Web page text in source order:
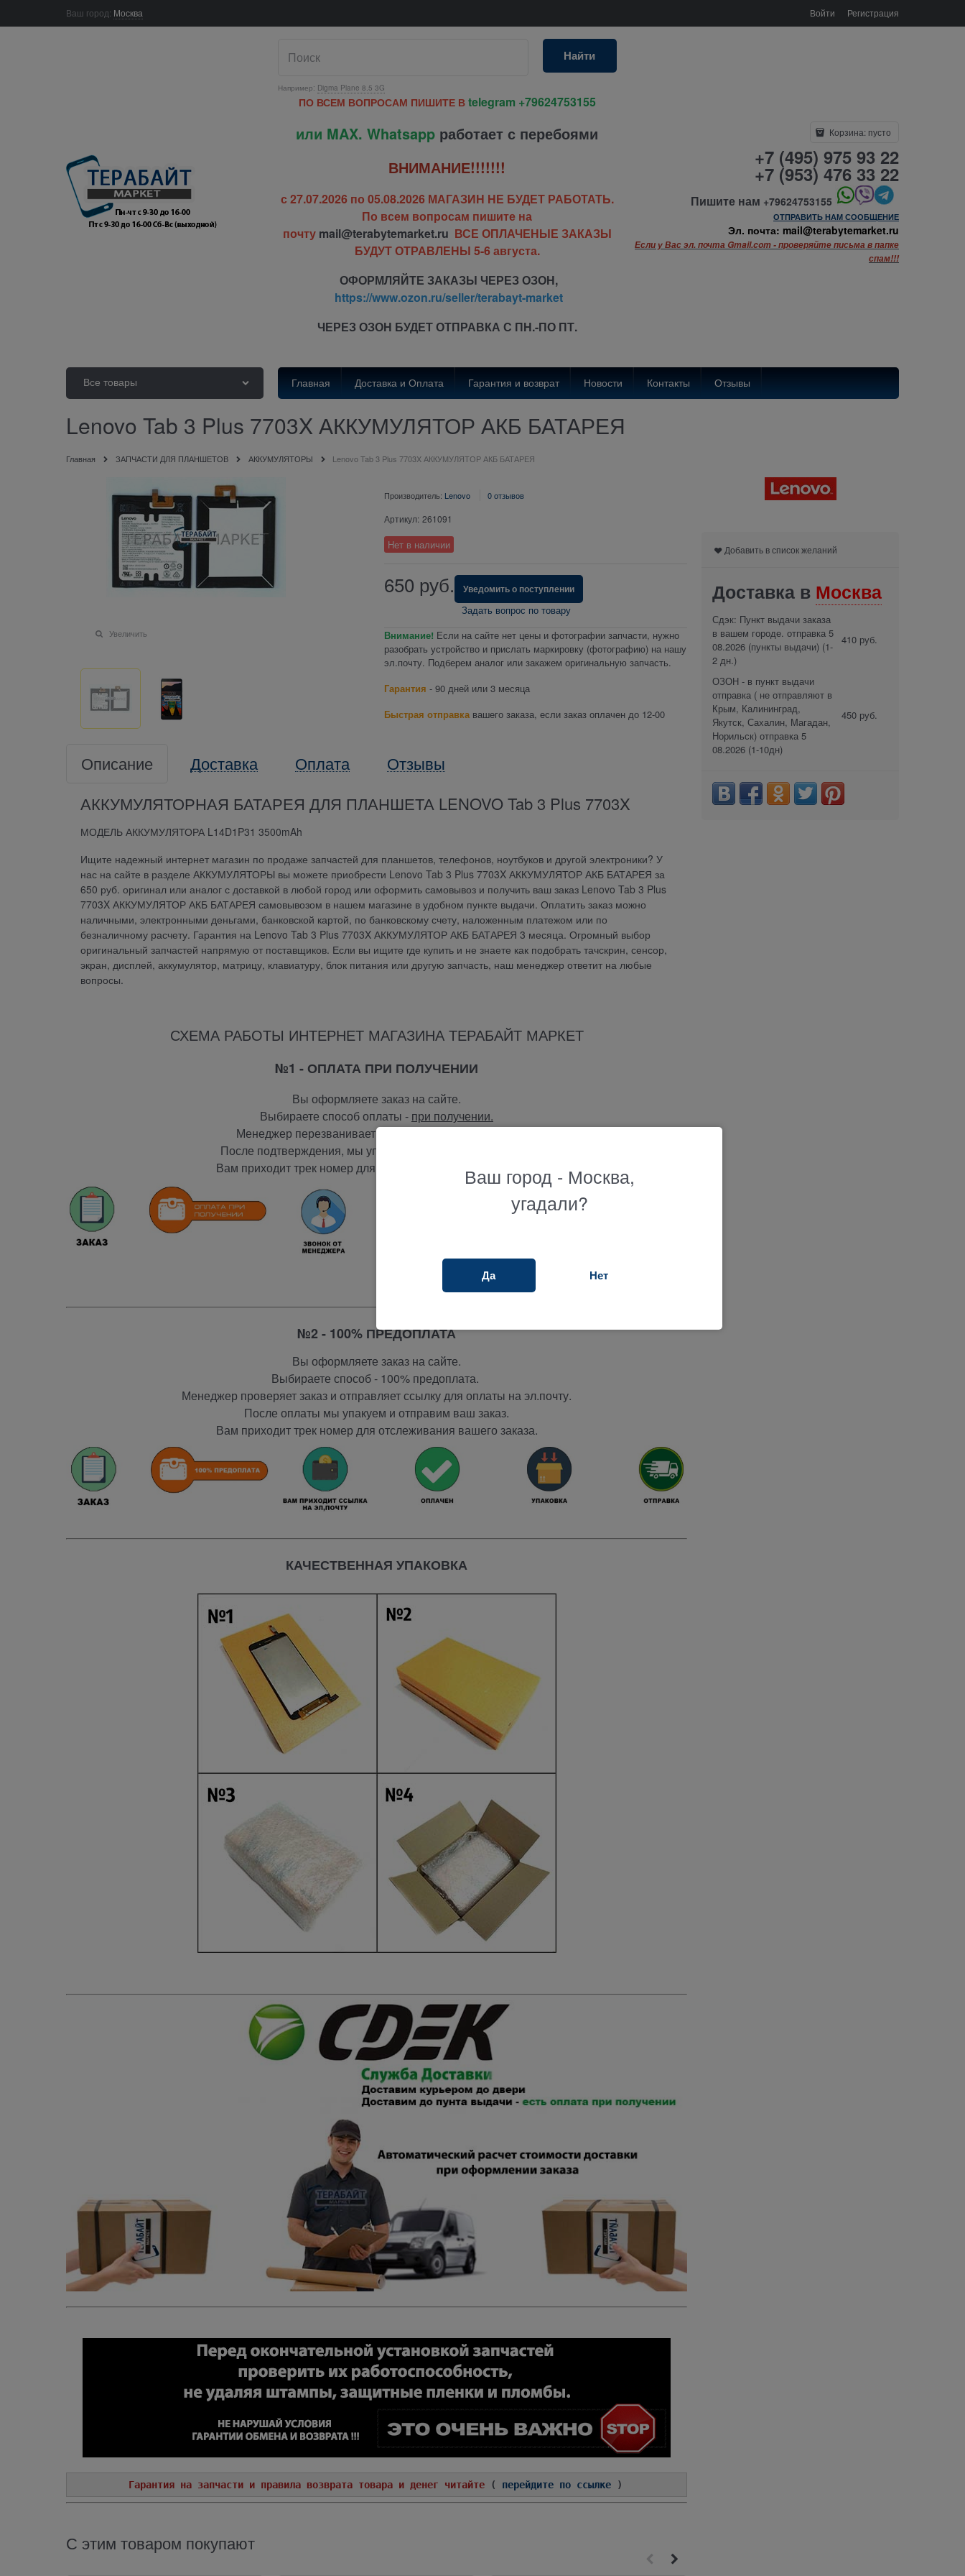
Ваш город: Москва Войти Регистрация
Например: Digma Plane 8.5 3G
Найти
ПО ВСЕМ ВОПРОСАМ ПИШИТЕ В telegram +79624753155
или MAX. Whatsapp работает с перебоями
ВНИМАНИЕ!!!!!!!
с 27.07.2026 по 05.08.2026 МАГАЗИН НЕ БУДЕТ РАБОТАТЬ.
По всем вопросам пишите на
почту mail@terabytemarket.ru ВСЕ ОПЛАЧЕНЫЕ ЗАКАЗЫ
БУДУТ ОТРАВЛЕНЫ 5-6 августа.
ОФОРМЛЯЙТЕ ЗАКАЗЫ ЧЕРЕЗ ОЗОН,
https://www.ozon.ru/seller/terabayt-market
ЧЕРЕЗ ОЗОН БУДЕТОТПРАВКА С ПН.-ПО ПТ.
Корзина: пусто
+7 (495) 975 93 22
+7 (953) 476 33 22
Пишите нам +79624753155
ОТПРАВИТЬ НАМ СООБЩЕНИЕ
Эл. почта: mail@terabytemarket.ru
Если у Вас эл. почта Gmail.com - проверяйте письма в папке
спам!!!
Все товары Главная Доставка и Оплата Гарантия и возврат Новости Контакты Отзывы
Lenovo Tab 3 Plus 7703X АККУМУЛЯТОР АКБ БАТАРЕЯ
Главная ЗАПЧАСТИ ДЛЯ ПЛАНШЕТОВ АККУМУЛЯТОРЫ Lenovo Tab 3 Plus 7703X АККУМУЛЯТОР АКБ БАТАРЕЯ
Увеличить
Производитель: Lenovo 0 отзывов
Артикул: 261091
Нет в наличии
650 руб. Уведомить о поступлении
Задать вопрос по товару
Внимание! Если на сайте нет цены и фотографии запчасти, нужно
разобрать устройство и прислать маркировку (фотографию) на нашу
эл.почту. Подберем аналог или закажем оригинальную запчасть.
Гарантия - 90 дней или 3 месяца
Быстрая отправкавашего заказа, если заказ оплачен до 12-00
Описание Доставка Оплата
Отзывы
АККУМУЛЯТОРНАЯ БАТАРЕЯ ДЛЯ ПЛАНШЕТА LENOVO Tab 3 Plus 7703X
МОДЕЛЬ АККУМУЛЯТОРА L14D1P31 3500mAh
Ищите надежный интернет магазин по продаже запчастей для планшетов, телефонов, ноутбуков и другой электроники? У
нас на сайте в разделе АККУМУЛЯТОРЫ вы можете приобрести Lenovo Tab 3 Plus 7703X АККУМУЛЯТОР АКБ БАТАРЕЯ за
650 руб. оригинал или аналог с доставкой в любой город или оформить самовывоз и получить ваш заказ Lenovo Tab 3 Plus
7703X АККУМУЛЯТОР АКБ БАТАРЕЯ самовывозом в нашем магазине в удобном пункте выдачи. Оплатить заказ можно
наличными, электронными деньгами, банковской картой, по банковскому счету, наложенным платежом или по
безналичному расчету. Гарантия на Lenovo Tab 3 Plus 7703X АККУМУЛЯТОР АКБ БАТАРЕЯ 3 месяца. Огромный выбор
оригинальный запчастей напрямую от поставщиков. Если вы ищите где купить и не знаете как подобрать тачскрин, сенсор,
экран, дисплей, аккумулятор, матрицу, клавиатуру, блок питания или другую запчасть, наш менеджер ответит на любые
вопросы.
СХЕМА РАБОТЫ ИНТЕРНЕТ МАГАЗИНА ТЕРАБАЙТ МАРКЕТ
№1 - ОПЛАТА ПРИ ПОЛУЧЕНИИ
Вы оформляете заказ на сайте.
Выбираете способ оплаты - при получении.
Менеджер перезванивает вам и подтверждает заказ.
После подтверждения, мы упакуем и отправим ваш заказ.
Вам приходит трек номер для отслеживания вашего заказа.
№2 - 100% ПРЕДОПЛАТА
Вы оформляете заказ на сайте.
Выбираете способ - 100% предоплата.
Менеджер проверяет заказ и отправляет ссылку для оплаты на эл.почту.
После оплаты мы упакуем и отправим ваш заказ.
Вам приходит трек номер для отслеживания вашего заказа.
КАЧЕСТВЕННАЯ УПАКОВКА
Гарантия на запчасти и правила возврата товара и денег читайте( перейдите по ссылке)
С этим товаром покупают
Добавить в список желаний
Доставка в Москва
Сдэк: Пункт выдачи заказа
в вашем городе. отправка 5
08.2026 (пункты выдачи) (1-
2 дн.)
410 руб.
ОЗОН - в пункт выдачи
отправка ( не отправляют в
Крым, Калининград,
Якутск, Сахалин, Магадан,
Норильск) отправка 5
08.2026 (1-10дн)
450 руб.
Ваш город - Москва,
угадали?
Да Нет